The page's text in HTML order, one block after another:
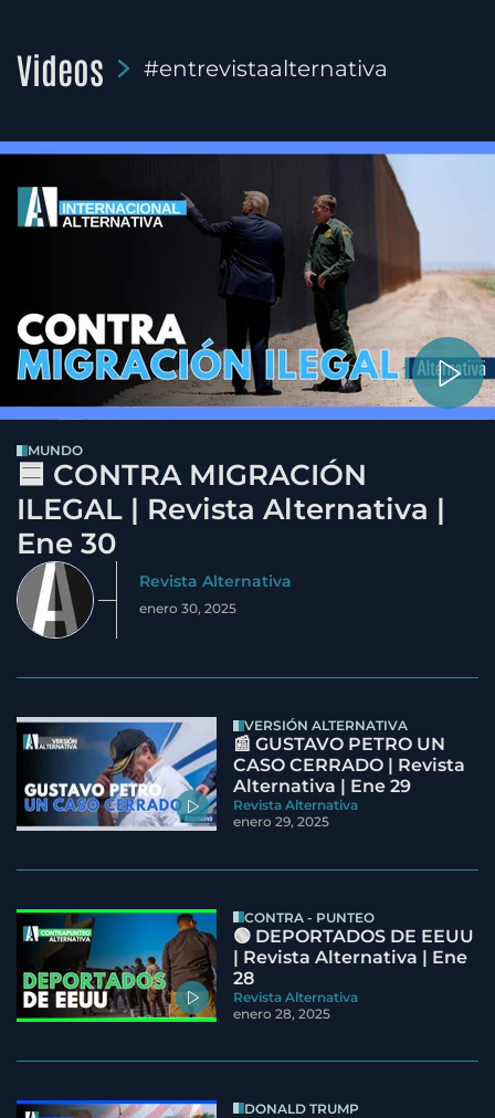
Videos #entrevistaalternativa
MUNDO
🟦 CONTRA MIGRACIÓN
ILEGAL | Revista Alternativa |
Ene 30
Revista Alternativa
enero 30, 2025
VERSIÓN ALTERNATIVA
📰 GUSTAVO PETRO UN
CASO CERRADO | Revista
Alternativa | Ene 29
Revista Alternativa
enero 29, 2025
CONTRA - PUNTEO
🟢 DEPORTADOS DE EEUU
| Revista Alternativa | Ene
28
Revista Alternativa
enero 28, 2025
DONALD TRUMP